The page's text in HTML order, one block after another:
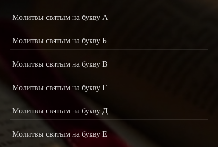
Молитвы святым на букву А
Молитвы святым на букву Б
Молитвы святым на букву В
Молитвы святым на букву Г
Молитвы святым на букву Д
Молитвы святым на букву Е